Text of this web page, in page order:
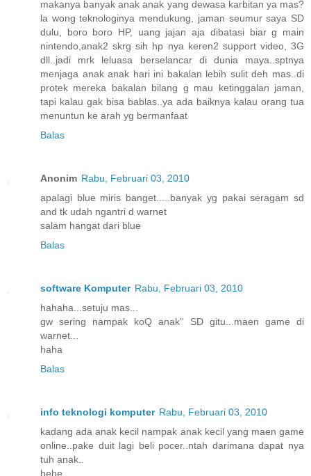
makanya banyak anak anak yang dewasa karbitan ya mas?
la wong teknologinya mendukung, jaman seumur saya SD
dulu, boro boro HP, uang jajan aja dibatasi biar g main
nintendo,anak2 skrg sih hp nya keren2 support video, 3G
dll..jadi mrk leluasa berselancar di dunia maya..sptnya
menjaga anak anak hari ini bakalan lebih sulit deh mas..di
protek mereka bakalan bilang g mau ketinggalan jaman,
tapi kalau gak bisa bablas..ya ada baiknya kalau orang tua
menuntun ke arah yg bermanfaat
Balas
Anonim Rabu, Februari 03, 2010
apalagi blue miris banget.....banyak yg pakai seragam sd
and tk udah ngantri d warnet
salam hangat dari blue
Balas
software Komputer Rabu, Februari 03, 2010
hahaha...setuju mas...
gw sering nampak koQ anak'' SD gitu...maen game di
warnet...
haha
Balas
info teknologi komputer Rabu, Februari 03, 2010
kadang ada anak kecil nampak anak kecil yang maen game
online..pake duit lagi beli pocer..ntah darimana dapat nya
tuh anak..
hehe